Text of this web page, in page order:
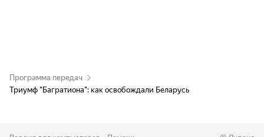
Программа передач
Триумф "Багратиона": как освобождали Беларусь